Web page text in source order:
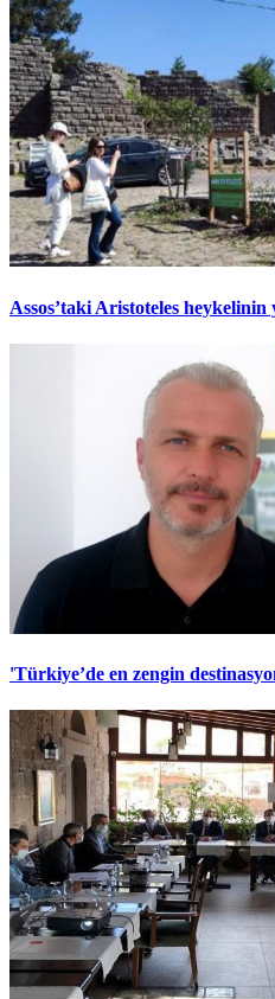
Assos’taki Aristoteles heykelinin
'Türkiye’de en zengin